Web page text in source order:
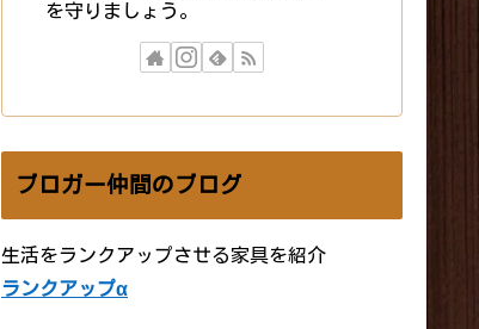
を守りましょう。
ブロガー仲間のブログ
生活をランクアップさせる家具を紹介
ランクアップα